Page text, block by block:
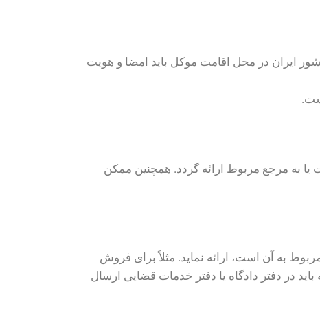
کشور ایران در محل اقامت موکل باید امضا و هویت
یا به مرجع مربوط ارائه گردد. همچنین ممکن
به آن است، ارائه نماید. مثلاً برای فروش
در دفتر دادگاه یا دفتر خدمات قضایی ارسال